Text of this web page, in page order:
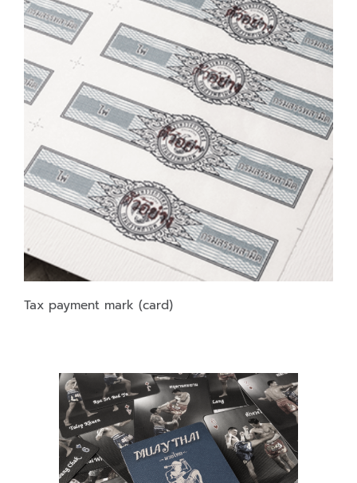
Tax payment mark (card)